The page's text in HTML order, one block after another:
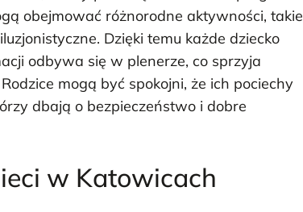
obejmować różnorodne aktywności, takie
Dzięki temu każde dziecko
odbywa się w plenerze, co sprzyja
mogą być spokojni, że ich pociechy
dbają o bezpieczeństwo i dobre
w Katowicach